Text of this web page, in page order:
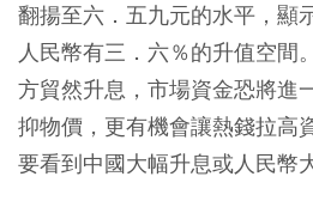
翻揚至六．五九元的水平，顯
人民幣有三．六％的升值空間
方貿然升息，市場資金恐將進
抑物價，更有機會讓熱錢拉高
要看到中國大幅升息或人民幣